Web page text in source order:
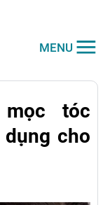
MENU
tóc
cho